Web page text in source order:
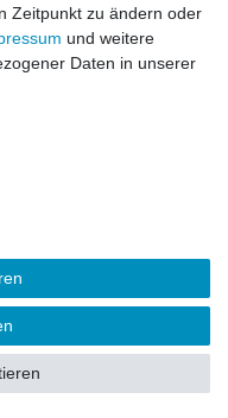
vorbehalten.
Zeitpunkt zu ändern oder
und weitere
Daten in unserer